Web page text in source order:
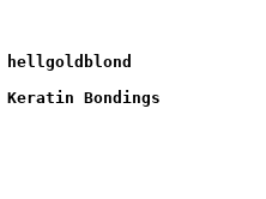
Keratin Bondings